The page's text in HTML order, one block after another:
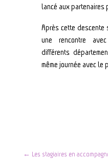
lancé aux partenaires
Après cette descente
une rencontre
différents
même journée avec le
← Les stagiaires en